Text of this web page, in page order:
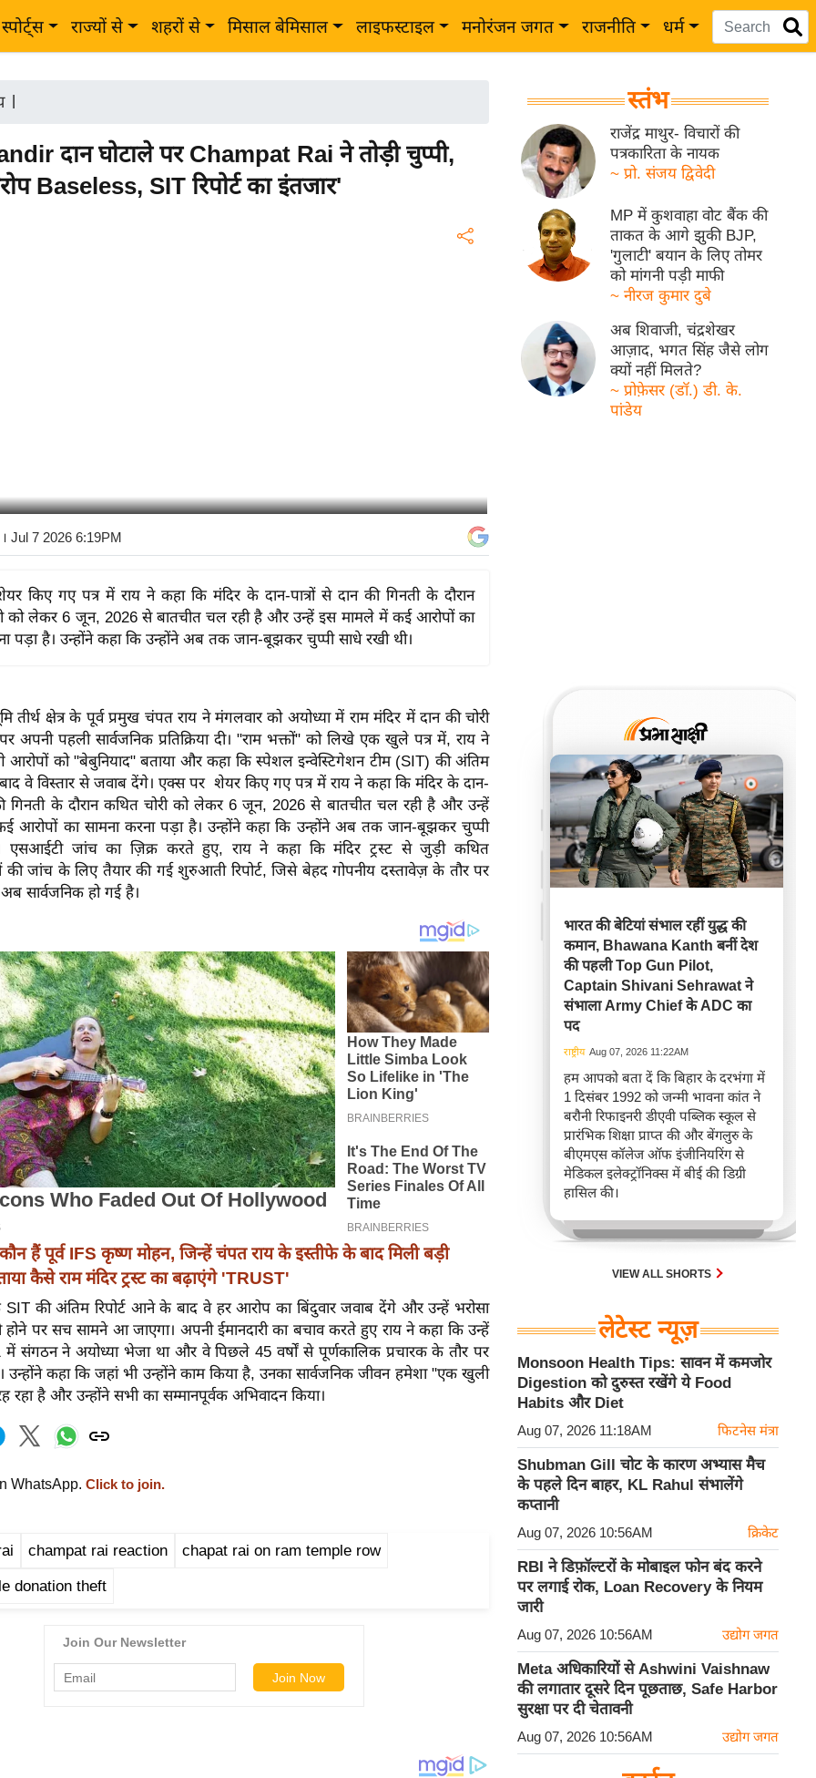
स्पोर्ट्स राज्यों से शहरों से मिसाल बेमिसाल लाइफस्टाइल मनोरंजन जगत राजनीति धर्म
|
दान घोटाले पर Champat Rai ने तोड़ी चुप्पी,
Baseless, SIT रिपोर्ट का इंतजार'
Jul 7 2026 6:19PM
किए गए पत्र में राय ने कहा कि मंदिर के दान-पात्रों से दान की गिनती के दौरान
को लेकर 6 जून, 2026 से बातचीत चल रही है और उन्हें इस मामले में कई आरोपों का
पड़ा है। उन्होंने कहा कि उन्होंने अब तक जान-बूझकर चुप्पी साधे रखी थी।
तीर्थ क्षेत्र के पूर्व प्रमुख चंपत राय ने मंगलवार को अयोध्या में राम मंदिर में दान की चोरी
अपनी पहली सार्वजनिक प्रतिक्रिया दी। "राम भक्तों" को लिखे एक खुले पत्र में, राय ने
को "बेबुनियाद" बताया और कहा कि स्पेशल इन्वेस्टिगेशन टीम (SIT) की अंतिम
वे विस्तार से जवाब देंगे। एक्स पर शेयर किए गए पत्र में राय ने कहा कि मंदिर के दान-
गिनती के दौरान कथित चोरी को लेकर 6 जून, 2026 से बातचीत चल रही है और उन्हें
आरोपों का सामना करना पड़ा है। उन्होंने कहा कि उन्होंने अब तक जान-बूझकर चुप्पी
एसआईटी जांच का ज़िक्र करते हुए, राय ने कहा कि मंदिर ट्रस्ट से जुड़ी कथित
जांच के लिए तैयार की गई शुरुआती रिपोर्ट, जिसे बेहद गोपनीय दस्तावेज़ के तौर पर
सार्वजनिक हो गई है।
कौन हैं पूर्व IFS कृष्ण मोहन, जिन्हें चंपत राय के इस्तीफे के बाद मिली बड़ी
कैसे राम मंदिर ट्रस्ट का बढ़ाएंगे 'TRUST'
SIT की अंतिम रिपोर्ट आने के बाद वे हर आरोप का बिंदुवार जवाब देंगे और उन्हें भरोसा
होने पर सच सामने आ जाएगा। अपनी ईमानदारी का बचाव करते हुए राय ने कहा कि उन्हें
संगठन ने अयोध्या भेजा था और वे पिछले 45 वर्षों से पूर्णकालिक प्रचारक के तौर पर
उन्होंने कहा कि जहां भी उन्होंने काम किया है, उनका सार्वजनिक जीवन हमेशा "एक खुली
रहा है और उन्होंने सभी का सम्मानपूर्वक अभिवादन किया।
WhatsApp. Click to join.
champat rai reaction chapat rai on ram temple row
donation theft
स्तंभ
राजेंद्र माथुर- विचारों की
पत्रकारिता के नायक
~ प्रो. संजय द्विवेदी
MP में कुशवाहा वोट बैंक की
ताकत के आगे झुकी BJP,
'गुलाटी' बयान के लिए तोमर
को मांगनी पड़ी माफी
~ नीरज कुमार दुबे
अब शिवाजी, चंद्रशेखर
आज़ाद, भगत सिंह जैसे लोग
क्यों नहीं मिलते?
~ प्रोफ़ेसर (डॉ.) डी. के.
पांडेय
भारत की बेटियां संभाल रहीं युद्ध की
कमान, Bhawana Kanth बनीं देश
की पहली Top Gun Pilot,
Captain Shivani Sehrawat ने
संभाला Army Chief के ADC का
पद
राष्ट्रीय Aug 07, 2026 11:22AM
हम आपको बता दें कि बिहार के दरभंगा में
1 दिसंबर 1992 को जन्मी भावना कांत ने
बरौनी रिफाइनरी डीएवी पब्लिक स्कूल से
प्रारंभिक शिक्षा प्राप्त की और बेंगलुरु के
बीएमएस कॉलेज ऑफ इंजीनियरिंग से
मेडिकल इलेक्ट्रॉनिक्स में बीई की डिग्री
हासिल की।
VIEW ALL SHORTS
लेटेस्ट न्यूज़
Monsoon Health Tips: सावन में कमजोर
Digestion को दुरुस्त रखेंगे ये Food
Habits और Diet
Aug 07, 2026 11:18AM फिटनेस मंत्रा
Shubman Gill चोट के कारण अभ्यास मैच
के पहले दिन बाहर, KL Rahul संभालेंगे
कप्तानी
Aug 07, 2026 10:56AM क्रिकेट
RBI ने डिफ़ॉल्टरों के मोबाइल फोन बंद करने
पर लगाई रोक, Loan Recovery के नियम
जारी
Aug 07, 2026 10:56AM उद्योग जगत
Meta अधिकारियों से Ashwini Vaishnaw
की लगातार दूसरे दिन पूछताछ, Safe Harbor
सुरक्षा पर दी चेतावनी
Aug 07, 2026 10:56AM उद्योग जगत